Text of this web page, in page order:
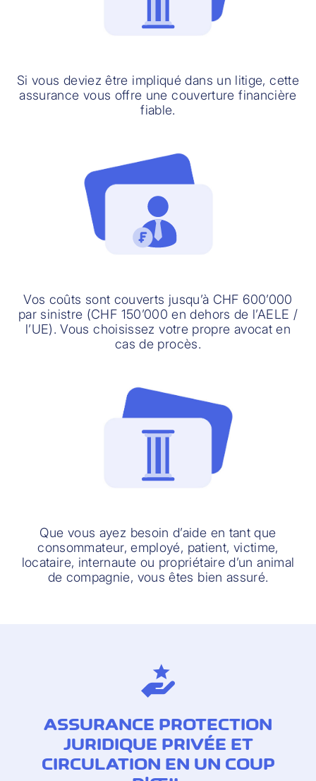
Si vous deviez être impliqué dans un litige, cette
assurance vous offre une couverture financière
fiable.
Vos coûts sont couverts jusqu’à CHF 600’000
par sinistre (CHF 150’000 en dehors de l’AELE /
l’UE). Vous choisissez votre propre avocat en
cas de procès.
Que vous ayez besoin d’aide en tant que
consommateur, employé, patient, victime,
locataire, internaute ou propriétaire d’un animal
de compagnie, vous êtes bien assuré.
ASSURANCE PROTECTION
JURIDIQUE PRIVÉE ET
CIRCULATION EN UN COUP